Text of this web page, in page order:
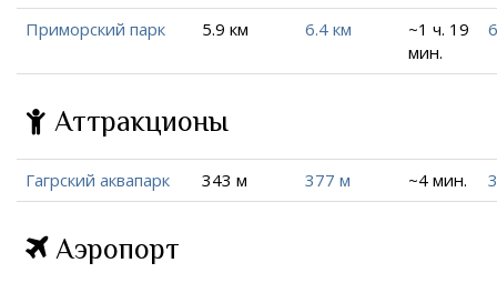
Приморский парк 5.9 км 6.4 км
~1 ч. 19
мин.
Аттракционы
Гагрский аквапарк 343 м 377 м ~4 мин.
Аэропорт